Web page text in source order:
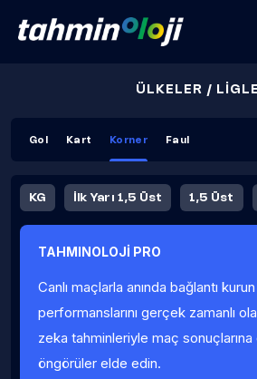
ÜLKELER /
Gol Kart Korner Faul
KG İlk Yarı 1,5 Üst 1,5 Üst
Fauller Ortalama
TAHMINOLOJİ PRO
Canlı maçlarla anında bağlantı
performanslarını gerçek zamanlı
zeka tahminleriyle maç
öngörüler elde edin.